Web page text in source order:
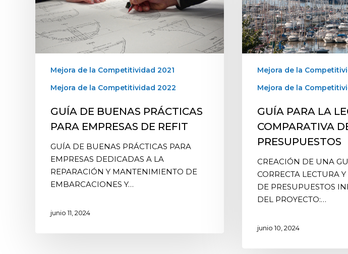
Mejora de la Competitividad 2021
Mejora de la Competitividad 2022
GUÍA DE BUENAS PRÁCTICAS
PARA EMPRESAS DE REFIT
GUÍA DE BUENAS PRÁCTICAS PARA
EMPRESAS DEDICADAS A LA
REPARACIÓN Y MANTENIMIENTO DE
EMBARCACIONES Y…
junio 11, 2024
Mejora de la
Mejora de la
GUÍA PARA LA
COMPARATIVA
PRESUPUESTOS
CREACIÓN DE UNA
CORRECTA LECTURA
DE PRESUPUESTOS
DEL PROYECTO:…
junio 10, 2024